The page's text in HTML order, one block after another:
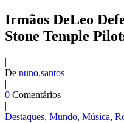
Irmãos DeLeo
Stone Temple
|
De nuno.santos
|
0 Comentários
|
Destaques, Mundo, Música,